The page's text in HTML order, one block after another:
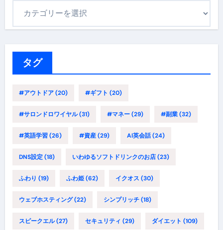
タグ
#アウトドア(20) #ギフト (20)
#サロンドロワイヤル(31) #マネー(29) #副業(32)
#英語学習(26) #資産(29) AI英会話(24)
DNS設定(18) いわゆるソフトドリンクのお店(23)
ふわり (19) ふわ姫(62) イクオス (30)
ウェブホスティング(22) シンプリッチ(18)
スピークエル(27) セキュリティ (29) ダイエット (109)